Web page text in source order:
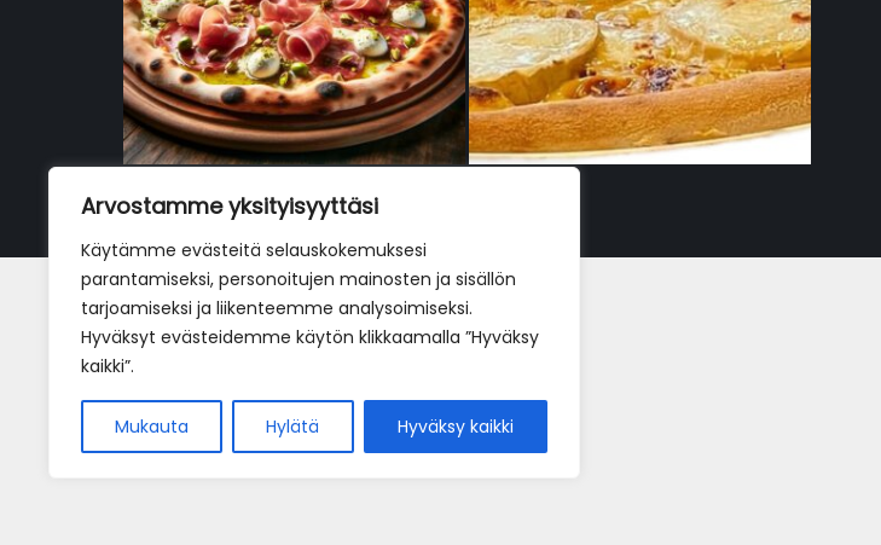
Arvostamme yksityisyyttäsi
Käytämme evästeitä selauskokemuksesi
parantamiseksi, personoitujen mainosten ja sisällön
tarjoamiseksi ja liikenteemme analysoimiseksi.
Hyväksyt evästeidemme käytön klikkaamalla ”Hyväksy
kaikki”.
Mukauta Hylätä Hyväksy kaikki
La pizza con mortadella e
bufala